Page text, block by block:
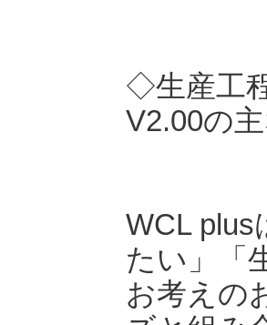
◇生産工
V2.00の
WCL plus
たい」「
お考えの